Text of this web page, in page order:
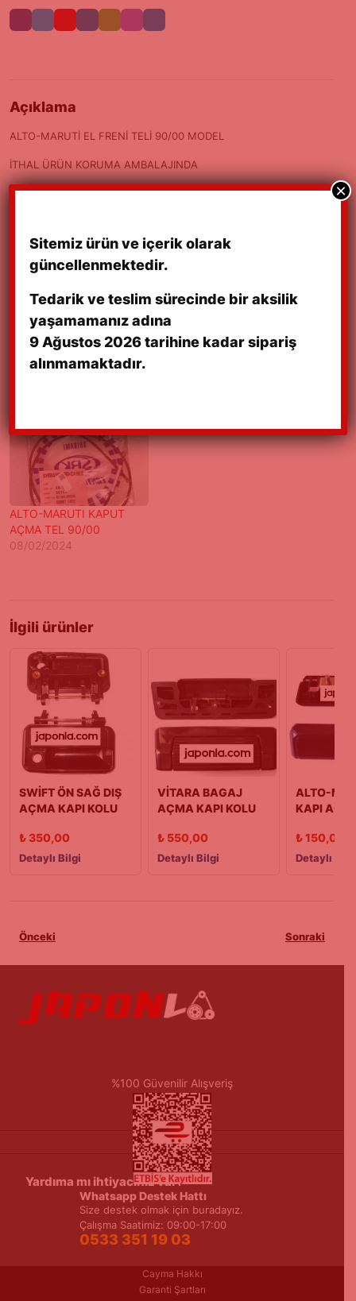
Açıklama
ALTO-MARUTİ EL FRENİ TELİ 90/00 MODEL
İTHAL ÜRÜN KORUMA AMBALAJINDA
ALTO-MARUTI KAPUT
AÇMA TEL 90/00
08/02/2024
İlgili ürünler
SWİFT ÖN SAĞ DIŞ
AÇMA KAPI KOLU
₺350,00
Detaylı Bilgi
VİTARA BAGAJ
AÇMA KAPI KOLU
₺550,00
Detaylı Bilgi
ALTO-
KAPI
₺150,00
Detaylı
Önceki Sonraki
%100 Güvenilir Alışveriş
Yardıma mı ihtiyacınız var?
Whatsapp Destek Hattı
Size destek olmak için buradayız.
Çalışma Saatimiz: 09:00-17:00
0533 351 19 03
Cayma Hakkı
Garanti Şartları
Sitemiz ürün ve içerik olarak
güncellenmektedir.
Tedarik ve teslim sürecinde bir aksilik
yaşamamanız adına
9 Ağustos 2026 tarihine kadar sipariş
alınmamaktadır.
×